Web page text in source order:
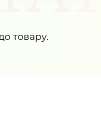
товару.